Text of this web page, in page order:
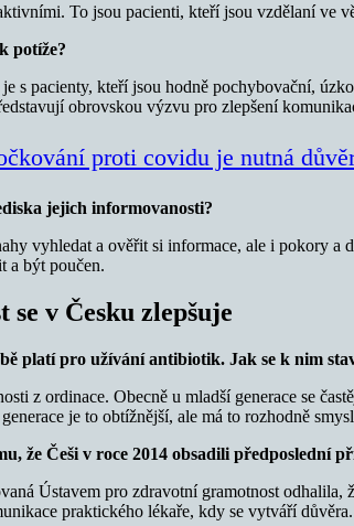
To jsou pacienti, kteří jsou vzdělaní ve
potíže?
s pacienty, kteří jsou hodně pochybovační,
obrovskou výzvu pro zlepšení
proti covidu je nutná
jejich informovanosti?
vyhledat a ověřit si informace, ale i pokory
a být poučen.
v Česku zlepšuje
platí pro užívání antibiotik. Jak se k nim
z ordinace. Obecně u mladší generace se
je to obtížnější, ale má to rozhodně
že Češi v roce 2014 obsadili
Ústavem pro zdravotní gramotnost
praktického lékaře, kdy se vytváří